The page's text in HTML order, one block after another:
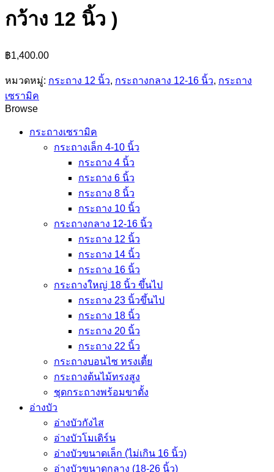
กว้าง 12 นิ้ว )
฿1,400.00
หมวดหมู่: กระถาง 12 นิ้ว, กระถางกลาง 12-16 นิ้ว, กระถาง
เซรามิค
Browse
กระถางเซรามิค
กระถางเล็ก 4-10 นิ้ว
กระถาง 4 นิ้ว
กระถาง 6 นิ้ว
กระถาง 8 นิ้ว
กระถาง 10 นิ้ว
กระถางกลาง 12-16 นิ้ว
กระถาง 12 นิ้ว
กระถาง 14 นิ้ว
กระถาง 16 นิ้ว
กระถางใหญ่ 18 นิ้ว ขึ้นไป
กระถาง 23 นิ้วขึ้นไป
กระถาง 18 นิ้ว
กระถาง 20 นิ้ว
กระถาง 22 นิ้ว
กระถางบอนไซ ทรงเตี้ย
กระถางต้นไม้ทรงสูง
ชุดกระถางพร้อมขาตั้ง
อ่างบัว
อ่างบัวกังไส
อ่างบัวโมเดิร์น
อ่างบัวขนาดเล็ก (ไม่เกิน 16 นิ้ว)
อ่างบัวขนาดกลาง (18-26 นิ้ว)